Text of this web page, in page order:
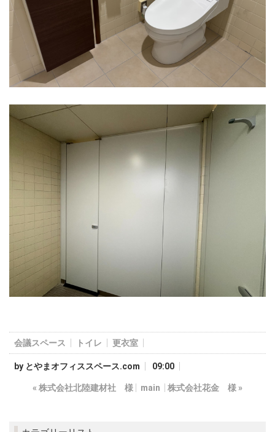
会議スペース トイレ 更衣室
by とやまオフィススペース.com 09:00
« 株式会社北陸建材社 様 main 株式会社花金 様 »